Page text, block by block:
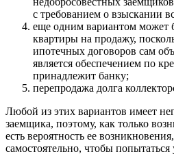
с требованием о взыскании
еще одним вариантом может
квартиры на продажу,
ипотечных договоров сам
является обеспечением по
принадлежит банку;
перепродажа долга
Любой из этих вариантов имеет
заемщика, поэтому, как только
есть вероятность ее
самостоятельно, чтобы попытаться